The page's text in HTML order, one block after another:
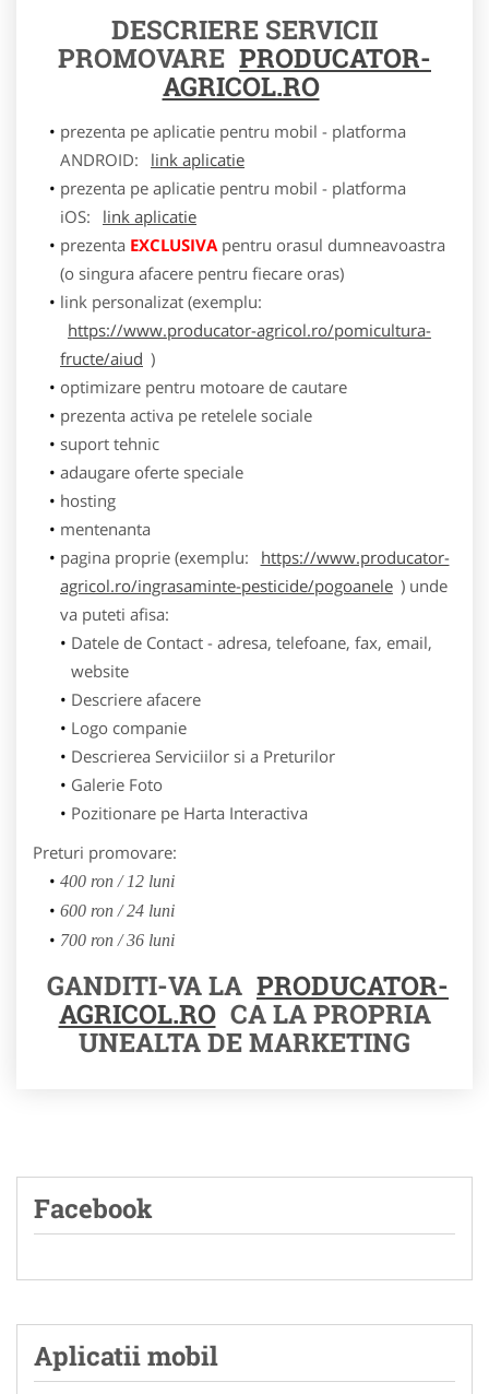
DESCRIERE SERVICII
PROMOVARE PRODUCATOR-
AGRICOL.RO
prezenta pe aplicatie pentru mobil - platforma
ANDROID:
link aplicatie
prezenta pe aplicatie pentru mobil - platforma
iOS:
link aplicatie
prezenta EXCLUSIVApentru orasul dumneavoastra
(o singura afacere pentru fiecare oras)
link personalizat (exemplu:
https://www.producator-agricol.ro/pomicultura-
fructe/aiud )
optimizare pentru motoare de cautare
prezenta activa pe retelele sociale
suport tehnic
adaugare oferte speciale
hosting
mentenanta
pagina proprie (exemplu:
https://www.producator-
agricol.ro/ingrasaminte-pesticide/pogoanele ) unde
va puteti afisa:
Datele de Contact - adresa, telefoane, fax, email,
website
Descriere afacere
Logo companie
Descrierea Serviciilor si a Preturilor
Galerie Foto
Pozitionare pe Harta Interactiva
Preturi promovare:
400 ron / 12 luni
600 ron / 24 luni
700 ron / 36 luni
GANDITI-VA LA PRODUCATOR-
AGRICOL.RO CA LA PROPRIA
UNEALTA DE MARKETING
Facebook
Aplicatii mobil